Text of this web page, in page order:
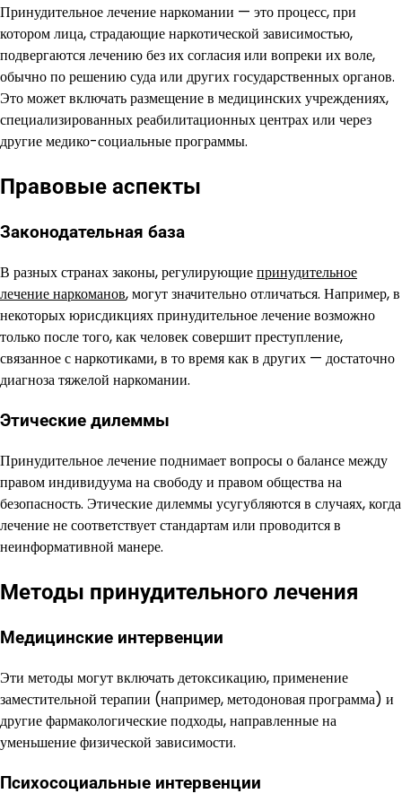
Принудительное лечение наркомании — это процесс, при
котором лица, страдающие наркотической зависимостью,
подвергаются лечению без их согласия или вопреки их воле,
обычно по решению суда или других государственных органов.
Это может включать размещение в медицинских учреждениях,
специализированных реабилитационных центрах или через
другие медико-социальные программы.
Правовые аспекты
Законодательная база
В разных странах законы, регулирующиепринудительное
лечение наркоманов, могут значительно отличаться. Например, в
некоторых юрисдикциях принудительное лечение возможно
только после того, как человек совершит преступление,
связанное с наркотиками, в то время как в других — достаточно
диагноза тяжелой наркомании.
Этические дилеммы
Принудительное лечение поднимает вопросы о балансе между
правом индивидуума на свободу и правом общества на
безопасность. Этические дилеммы усугубляются в случаях, когда
лечение не соответствует стандартам или проводится в
неинформативной манере.
Методы принудительного лечения
Медицинские интервенции
Эти методы могут включать детоксикацию, применение
заместительной терапии (например, методоновая программа) и
другие фармакологические подходы, направленные на
уменьшение физической зависимости.
Психосоциальные интервенции